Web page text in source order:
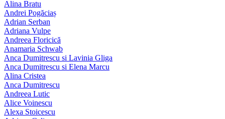
Alina Bratu
Andrei Pogăciaș
Adrian Serban
Adriana Vulpe
Andreea Floricică
Anamaria Schwab
Anca Dumitrescu si Lavinia Gliga
Anca Dumitrescu si Elena Marcu
Alina Cristea
Anca Dumitrescu
Andreea Lutic
Alice Voinescu
Alexa Stoicescu